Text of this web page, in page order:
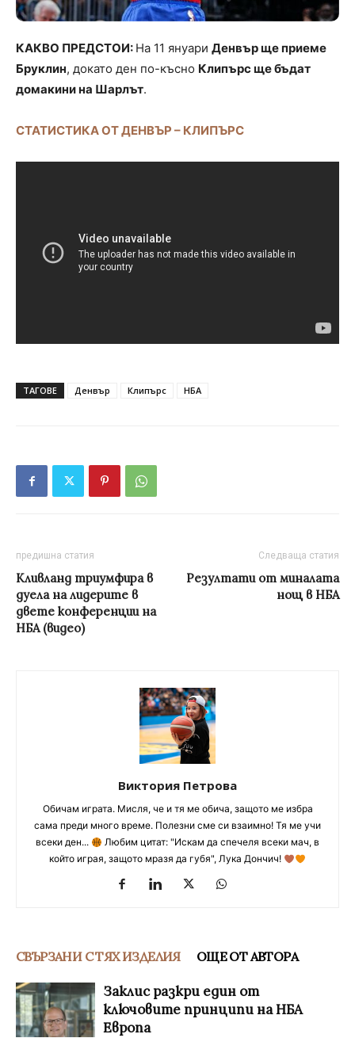
КАКВО ПРЕДСТОИ: На 11 януари Денвър ще приеме
Бруклин, докато ден по-късно Клипърс ще бъдат
домакини на Шарлът.
СТАТИСТИКА ОТ ДЕНВЪР – КЛИПЪРС
ТАГОВЕ Денвър Клипърс НБА
предишна статия
Кливланд триумфира в
дуела на лидерите в
двете конференции на
НБА (видео)
Следваща статия
Резултати от миналата
нощ в НБА
Виктория Петрова
Обичам играта. Мисля, че и тя ме обича, защото ме избра
сама преди много време. Полезни сме си взаимно! Тя ме учи
всеки ден...
Любим цитат: "Искам да спечеля всеки мач, в
който играя, защото мразя да губя", Лука Дончич!
СВЪРЗАНИ С ТЯХ ИЗДЕЛИЯ ОЩЕ ОТ АВТОРА
Заклис разкри един от
ключовите принципи на НБА
Европа